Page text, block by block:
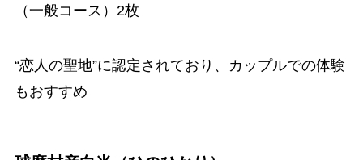
（一般コース）2枚
“恋人の聖地”に認定されており、カップルでの体験
もおすすめ